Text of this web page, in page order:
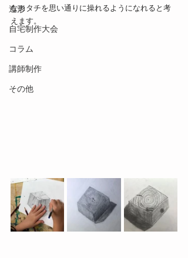
造形
自宅制作大会
コラム
講師制作
その他
なカタチを思い通りに操れるようになれると考
えます。